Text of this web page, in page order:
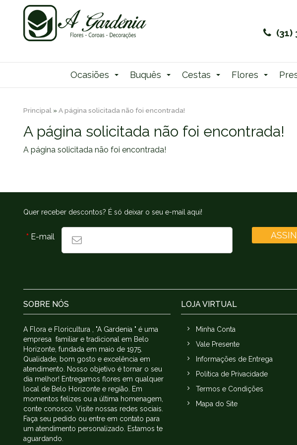
(31)
Ocasiões Buquês Cestas Flores
Principal » A página solicitada não foi encontrada!
A página solicitada não foi encontrada!
A página solicitada não foi encontrada!
Quer receber descontos? É só deixar o seu e-mail aqui!
* E-mail
SOBRE NÓS
A Flora e Floricultura , "A Gardenia " é uma
empresa familiar e tradicional em Belo
Horizonte, fundada em maio de 1975.
Qualidade, bom gosto e excelência em
atendimento. Nosso objetivo é tornar o seu
dia melhor! Entregamos flores em qualquer
local de Belo Horizonte e região. Em
momentos felizes ou a última homenagem,
conte conosco. Visite nossas redes sociais.
Faça seu pedido ou entre em contato para
um atendimento personalizado. Estamos te
aguardando.
LOJA VIRTUAL
Minha Conta
Vale Presente
Informações de Entrega
Política de Privacidade
Termos e Condições
Mapa do Site